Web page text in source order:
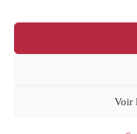
Voir
Alle rechten